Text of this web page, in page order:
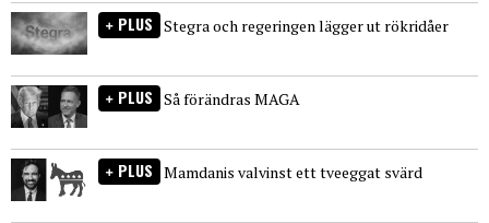
PLUS Stegra och regeringen lägger ut rökridåer
PLUS Så förändras MAGA
PLUS Mamdanis valvinst ett tveeggat svärd